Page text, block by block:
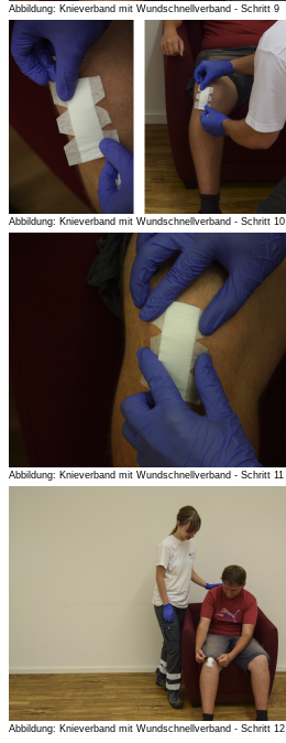
Abbildung: Knieverband mit Wundschnellverband - Schritt 9
Abbildung: Knieverband mit Wundschnellverband - Schritt 10
Abbildung: Knieverband mit Wundschnellverband - Schritt 11
Abbildung: Knieverband mit Wundschnellverband - Schritt 12